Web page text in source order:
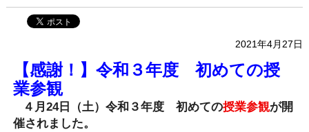
2021年4月27日
【感謝！】令和３年度 初めての授
業参観
４月24日（土）令和３年度 初めての授業参観が開
催されました。